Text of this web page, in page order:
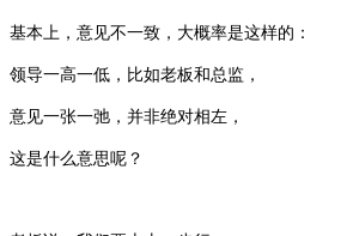
基本上，意见不一致，大概率是这样的：
领导一高一低，比如老板和总监，
意见一张一弛，并非绝对相左，
这是什么意思呢？